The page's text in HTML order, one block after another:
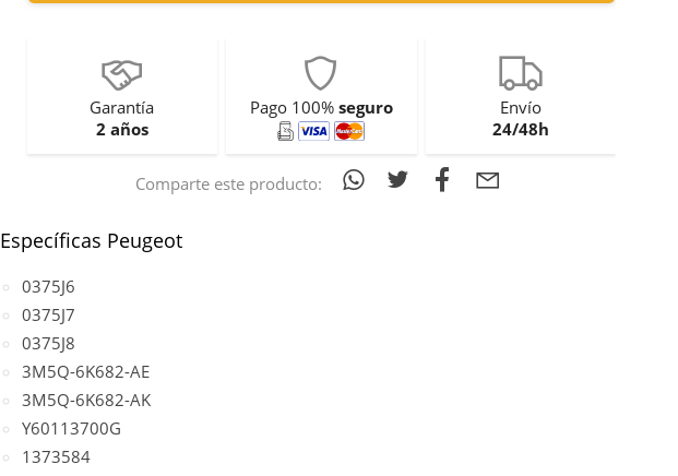
Garantía
2 años
Pago 100% seguro
Envío
24/48h
Comparte este producto:
Específicas Peugeot
0375J6
0375J7
0375J8
3M5Q-6K682-AE
3M5Q-6K682-AK
Y60113700G
1373584